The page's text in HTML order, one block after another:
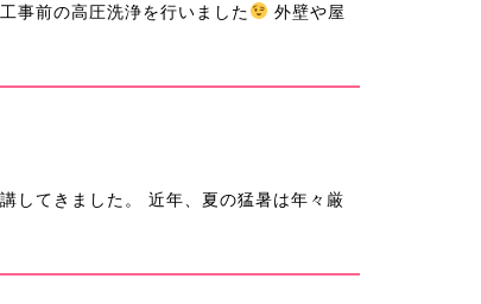
事前の高圧洗浄を行いました
外壁や屋
してきました。 近年、夏の猛暑は年々厳